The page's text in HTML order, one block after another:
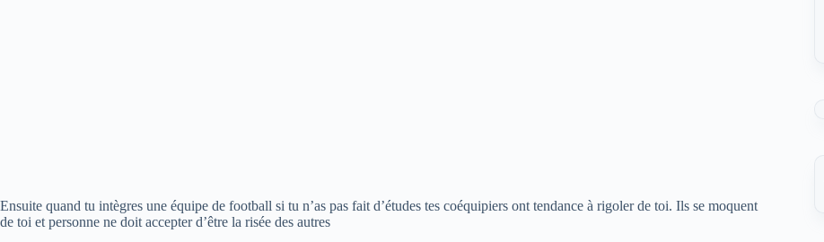
Ensuite quand tu intègres une équipe de football si tu n’as pas fait d’études tes coéquipiers ont tendance à rigoler de toi. Ils se moquent
de toi et personne ne doit accepter d’être la risée des autres